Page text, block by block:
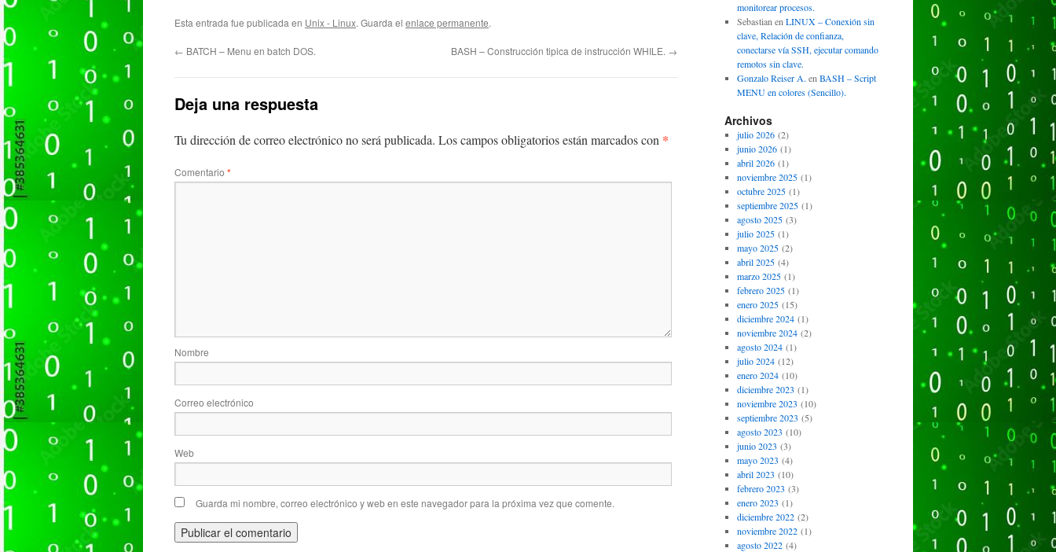
Esta entrada fue publicada en Unix - Linux. Guarda el enlace permanente.
← BATCH – Menu en batch DOS. BASH – Construcción tipica de instrucción WHILE. →
Deja una respuesta
Tu dirección de correo electrónico no será publicada. Los campos obligatorios están marcados con *
Comentario *
Nombre
Correo electrónico
Web
Guarda mi nombre, correo electrónico y web en este navegador para la próxima vez que comente.
monitorear procesos.
Sebastian en LINUX – Conexión sin
clave, Relación de confianza,
conectarse vía SSH, ejecutar comando
remotos sin clave.
Gonzalo Reiser A. en BASH – Script
MENU en colores (Sencillo).
Archivos
julio 2026(2)
junio 2026(1)
abril 2026(1)
noviembre 2025(1)
octubre 2025(1)
septiembre 2025(1)
agosto 2025(3)
julio 2025(1)
mayo 2025(2)
abril 2025(4)
marzo 2025(1)
febrero 2025(1)
enero 2025(15)
diciembre 2024(1)
noviembre 2024(2)
agosto 2024(1)
julio 2024(12)
enero 2024(10)
diciembre 2023 (1)
noviembre 2023 (10)
septiembre 2023 (5)
agosto 2023 (10)
junio 2023 (3)
mayo 2023 (4)
abril 2023 (10)
febrero 2023 (3)
enero 2023 (1)
diciembre 2022(2)
noviembre 2022(1)
agosto 2022(4)